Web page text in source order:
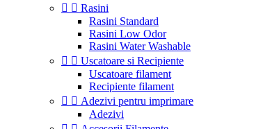
  Rasini
Rasini Standard
Rasini Low Odor
Rasini Water Washable
  Uscatoare si Recipiente
Uscatoare filament
Recipiente filament
  Adezivi pentru imprimare
Adezivi